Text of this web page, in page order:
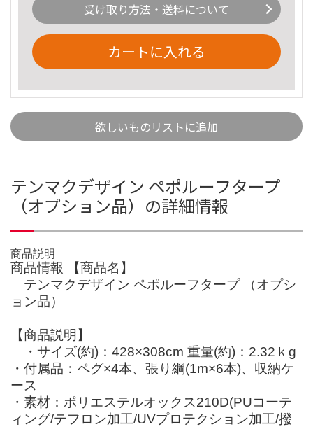
受け取り方法・送料について
カートに入れる
欲しいものリストに追加
テンマクデザイン ペポルーフタープ
（オプション品）の詳細情報
商品説明
商品情報 【商品名】
テンマクデザイン ペポルーフタープ （オプシ
ョン品）
【商品説明】
・サイズ(約)：428×308cm 重量(約)：2.32ｋg
・付属品：ペグ×4本、張り綱(1m×6本)、収納ケ
ース
・素材：ポリエステルオックス210D(PUコーテ
ィング/テフロン加工/UVプロテクション加工/撥